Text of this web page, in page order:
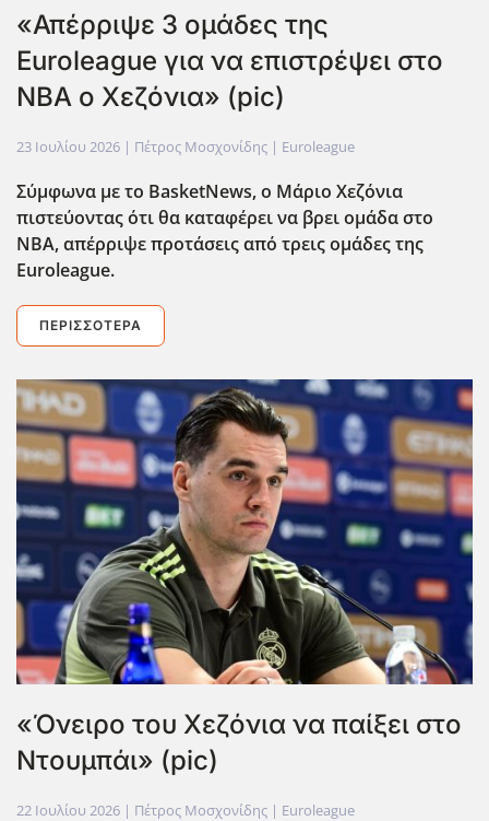
«Απέρριψε 3 ομάδες της
Euroleague για να επιστρέψει στο
ΝΒΑ ο Χεζόνια» (pic)
23 Ιουλίου 2026 | Πέτρος Μοσχονίδης | Euroleague
Σύμφωνα με το BasketNews, ο Μάριο Χεζόνια
πιστεύοντας ότι θα καταφέρει να βρει ομάδα στο
ΝΒΑ, απέρριψε προτάσεις από τρεις ομάδες της
Euroleague.
ΠΕΡΙΣΣΌΤΕΡΑ
«Όνειρο του Χεζόνια να παίξει στο
Ντουμπάι» (pic)
22 Ιουλίου 2026 | Πέτρος Μοσχονίδης | Euroleague